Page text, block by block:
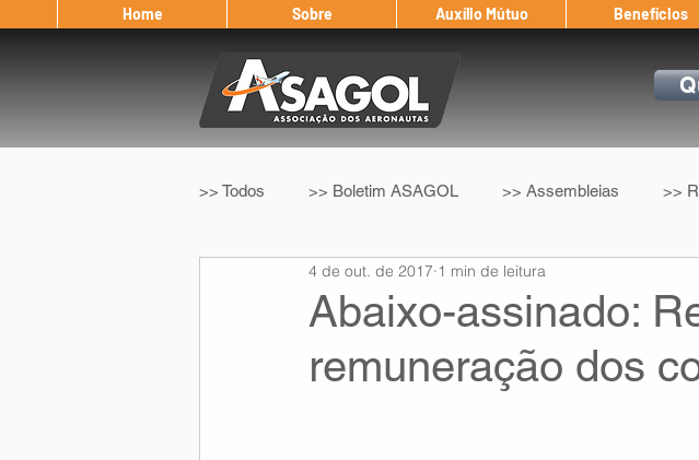
Home Sobre Auxílio Mútuo Benefícios
>> Todos >> Boletim ASAGOL >> Assembleias >>
>> Legislação >> IFALPA >> Convenção Coletiva
Eleição ASAGOL Safety Window Auxílio Mútuo
Abaixo-assinado:
remuneração dos
4 de out. de 2017 1 min de leitura